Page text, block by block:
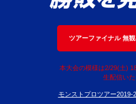
ツアーファイナル 無
本大会の模様は2/29(土)
生配信いた
モンストプロツアー2019-